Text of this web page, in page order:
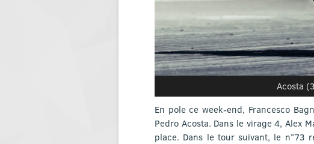
Acosta
En pole ce week-end, Francesco
Pedro Acosta. Dans le virage 4, Alex
place. Dans le tour suivant, le n°73